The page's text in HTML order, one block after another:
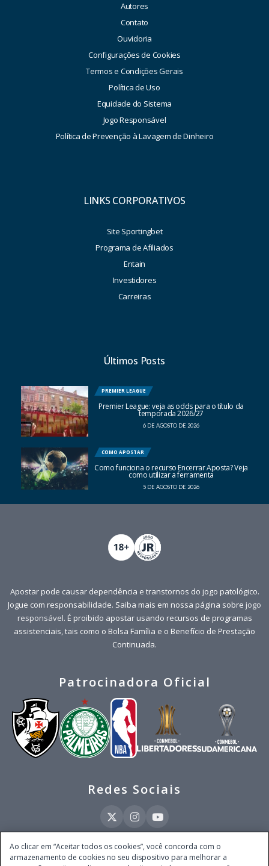
Autores
Contato
Ouvidoria
Configurações de Cookies
Termos e Condições Gerais
Política de Uso
Equidade do Sistema
Jogo Responsável
Política de Prevenção à Lavagem de Dinheiro
LINKS CORPORATIVOS
Site Sportingbet
Programa de Afiliados
Entain
Investidores
Carreiras
Últimos Posts
PREMIER LEAGUE
Premier League: veja as odds para o título da
temporada 2026/27
6 DE AGOSTO DE 2026
COMO APOSTAR
Como funciona o recurso Encerrar Aposta? Veja
como utilizar a ferramenta
5 DE AGOSTO DE 2026
Apostar pode causar dependência e transtornos do jogo patológico.
Jogue com responsabilidade. Saiba mais em nossa página sobre jogo
responsável. É proibido apostar usando recursos de programas
assistenciais, tais como o Bolsa Família e o Benefício de Prestação
Continuada.
Patrocinadora Oficial
Redes Sociais
Este site é operado pela Ventmear Brasil LTDA (CNPJ 52.868.380/0001-84), com
Ao clicar em “Aceitar todos os cookies”, você concorda com o
armazenamento de cookies no seu dispositivo para melhorar a